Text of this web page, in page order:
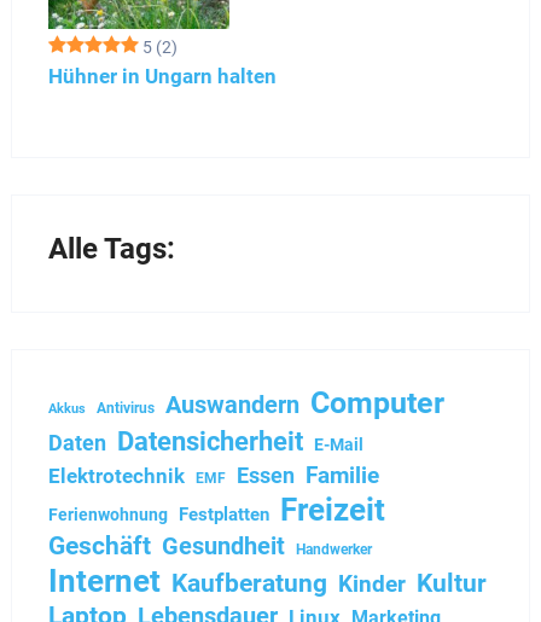
5 (2)
Hühner in Ungarn halten
Alle Tags:
Akkus Antivirus Auswandern Computer
Daten Datensicherheit E-Mail
Elektrotechnik EMF Essen Familie
Ferienwohnung Festplatten Freizeit
Geschäft Gesundheit Handwerker
Internet Kaufberatung Kinder Kultur
Laptop Lebensdauer